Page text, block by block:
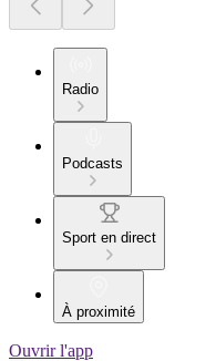
Radio
Podcasts
Sport en direct
À proximité
Ouvrir l'app